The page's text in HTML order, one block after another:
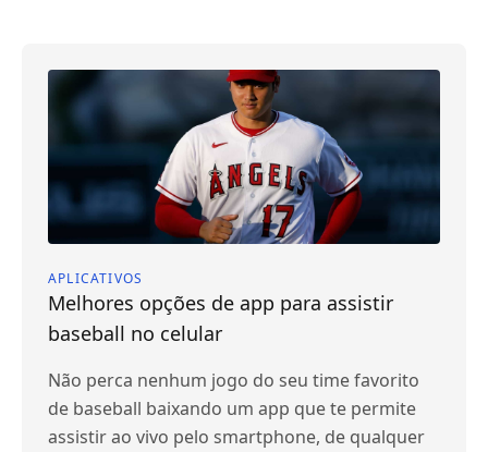
APLICATIVOS
Melhores opções de app para assistir
baseball no celular
Não perca nenhum jogo do seu time favorito
de baseball baixando um app que te permite
assistir ao vivo pelo smartphone, de qualquer